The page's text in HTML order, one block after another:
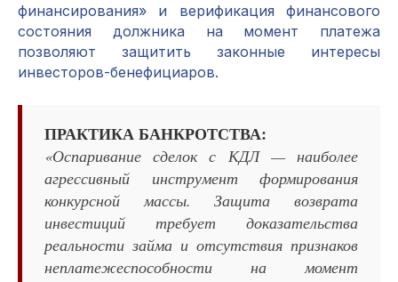
финансирования» и верификация финансового
состояния должника на момент платежа
позволяют защитить законные интересы
инвесторов-бенефициаров.
ПРАКТИКА БАНКРОТСТВА:
«Оспаривание сделок с КДЛ — наиболее
агрессивный инструмент формирования
конкурсной массы. Защита возврата
инвестиций требует доказательства
реальности займа и отсутствия признаков
неплатежеспособности на момент